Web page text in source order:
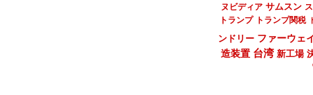
ヌビディア サムスン
トランプ
トランプ関税
ンドリー ファーウェ
造装置 台湾 新工場